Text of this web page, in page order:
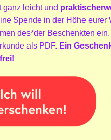
ganz leicht und
Spende in der Höhe eurer
des*der Beschenkten ein.
als PDF. Ein